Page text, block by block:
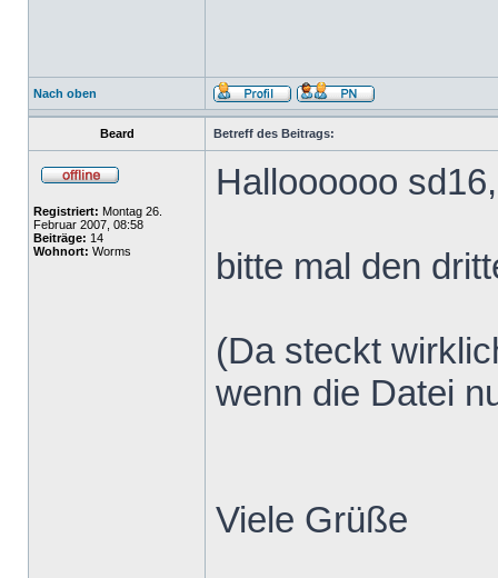
Nach oben
Beard Betreff des Beitrags:
Registriert: Montag 26.
Februar 2007, 08:58
Beiträge: 14
Wohnort: Worms
Halloooooo sd16,
bitte mal den
(Da steckt
wenn die Datei
Viele Grüße